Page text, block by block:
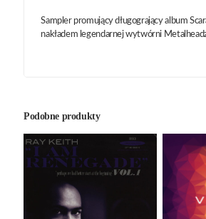
Sampler promujący długogrający album
nakładem legendarnej wytwórni
Podobne produkty